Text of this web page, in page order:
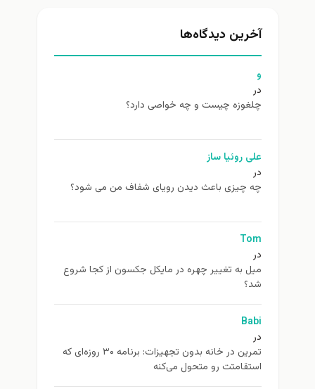
آخرین دیدگاه‌ها
و
در
چلغوزه چیست و چه خواصی دارد؟
علی روئیا ساز
در
چه چیزی باعث دیدن رویای شفاف من می شود؟
Tom
در
ميل به تغيير چهره در مایکل جکسون از كجا شروع
شد؟
Babi
در
تمرین در خانه بدون تجهیزات: برنامه ۳۰ روزه‌ای که
استقامتت رو متحول می‌کنه